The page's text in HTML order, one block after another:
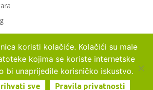
Adriaflora d.o.o. 2026 . | Uvjeti
Pravila privatnosti
koristi kolačiće. Kolačići su male
kojima se koriste internetske
bi unaprijedile korisničko iskustvo.
sve Pravila privatnosti